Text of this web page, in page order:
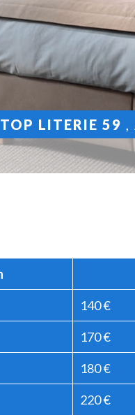
TOP LITERIE 59 ,
140 €
170 €
180 €
220 €